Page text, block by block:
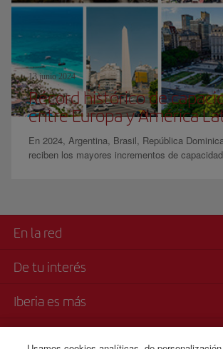
13 junio 2024
Récord histórico de
entre Europa y América
En 2024, Argentina, Brasil, República
reciben los mayores incrementos de capacidad.
En la red
De tu interés
Iberia es más